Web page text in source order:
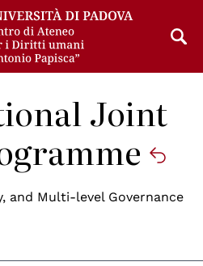
Joint
and Multi-level Governance